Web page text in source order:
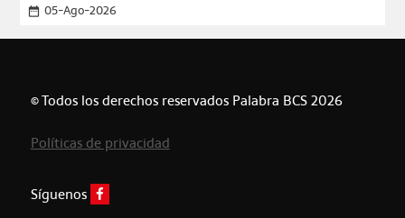
date_range 05-Ago-2026
© Todos los derechos reservados Palabra BCS 2026
Políticas de privacidad
Síguenos